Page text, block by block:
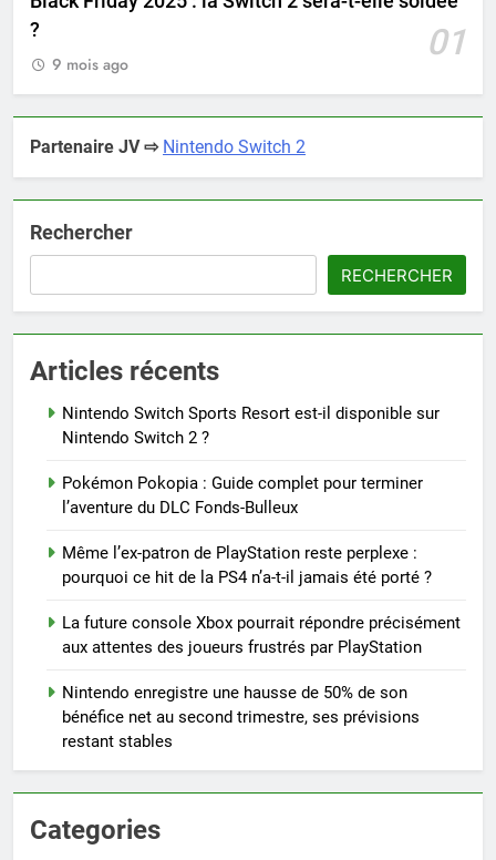
?
01
9 mois ago
Partenaire JV ⇨ Nintendo Switch 2
Rechercher
RECHERCHER
Articles récents
Nintendo Switch Sports Resort est-il disponible sur
Nintendo Switch 2 ?
Pokémon Pokopia : Guide complet pour terminer
l’aventure du DLC Fonds-Bulleux
Même l’ex-patron de PlayStation reste perplexe :
pourquoi ce hit de la PS4 n’a-t-il jamais été porté ?
La future console Xbox pourrait répondre précisément
aux attentes des joueurs frustrés par PlayStation
Nintendo enregistre une hausse de 50% de son
bénéfice net au second trimestre, ses prévisions
restant stables
Categories